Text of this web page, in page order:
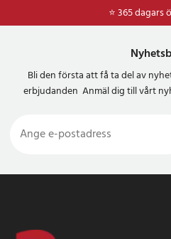
⭐ 365 dagars
⭐Frakt
Bli den första att få ta del av
erbjudanden Anmäl dig till vårt